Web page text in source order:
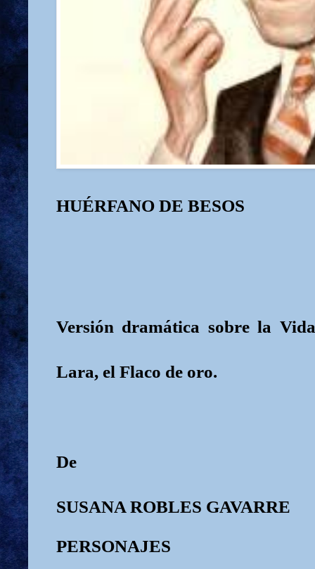
HUÉRFANO DE BESOS
Versión dramática sobre la
Lara, el Flaco de oro.
De
SUSANA ROBLES GAVARRE
PERSONAJES